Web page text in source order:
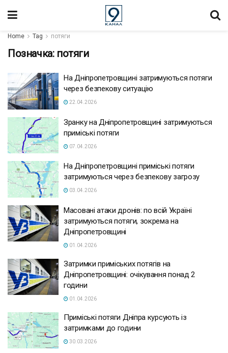
Home Tag потяги
Позначка: потяги
На Дніпропетровщині затримуються потяги
через безпекову ситуацію
22.04.2026
Зранку на Дніпропетровщині затримуються
приміські потяги
07.04.2026
На Дніпропетровщині приміські потяги
затримуються через безпекову загрозу
03.04.2026
Масовані атаки дронів: по всій Україні
затримуються потяги, зокрема на
Дніпропетровщині
01.04.2026
Затримки приміських потягів на
Дніпропетровщині: очікування понад 2
години
01.04.2026
Приміські потяги Дніпра курсують із
затримками до години
30.03.2026